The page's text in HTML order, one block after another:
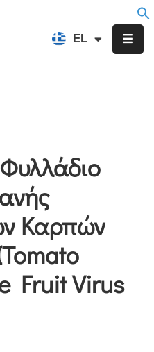
EL
FR
Καρπών
Fruit Virus